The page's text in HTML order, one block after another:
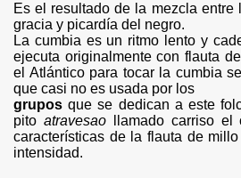
Es el resultado de la mezcla entre
gracia y picardía del negro.
La cumbia es un ritmo lento y
ejecuta originalmente con flauta
el Atlántico para tocar la cumbia
que casi no es usada por los
grupos que se dedican a este
pito atravesaollamado carriso el
características de la flauta de
intensidad.